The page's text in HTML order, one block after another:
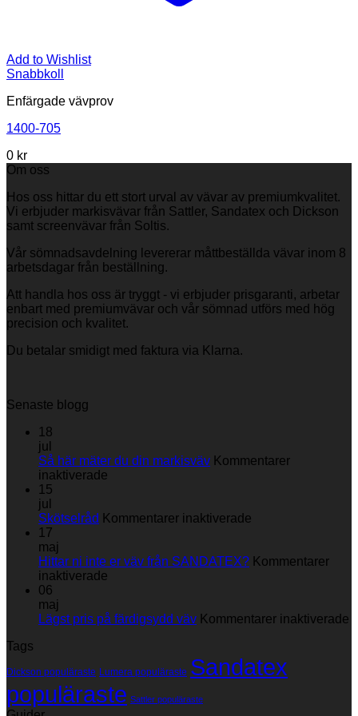
Add to Wishlist
Snabbkoll
Enfärgade vävprov
1400-705
0 kr
Om oss
Hos oss hittar du ett stort urval av vävar av premiumkvalitet.
Vi erbjuder markisvävar från Sattler, Sandatex och Dickson
samt screenvävar från Soltis.
Vår sömnadsavdelning levererar måttbeställda vävar inom 8
arbetsdagar från beställning.
Att handla hos oss är tryggt - vi erbjuder prisgaranti, arbetar
enbart med premiumvävar och vår sömnad utförs med hög
precision och kvalitet.
Du betalar smidigt med faktura via Klarna.
Senaste blogg
18
jul
Så här mäter du din markisväv Kommentarer
inaktiverade
mäter
markisväv
15
jul
Skötselråd Kommentarer inaktiverade
17
maj
Hittar ni inte er väv från SANDATEX? Kommentarer
inaktiverade
inte
SANDATEX?
06
maj
Lägst pris på färdigsydd väv Kommentarer inaktiverade
Tags
Dickson populäraste Lumera populäraste Sandatex
populäraste Sattler populäraste